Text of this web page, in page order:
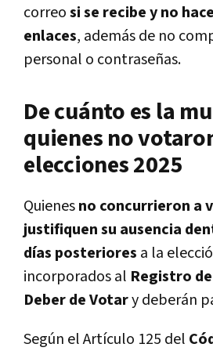
correosi se recibe y no
enlaces, además de no
personal o contraseñas.
De cuánto es la
quienes no
elecciones 2025
Quienesno concurrieron a
justifiquen su ausencia
días posteriores a la
incorporados al Registro
Deber de Votary deberán
Según el Artículo 125 del